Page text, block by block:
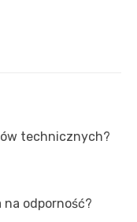
technicznych?
na odporność?